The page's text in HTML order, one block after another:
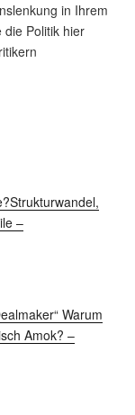
in Ihrem
die Politik hier
–
Warum
Amok? –